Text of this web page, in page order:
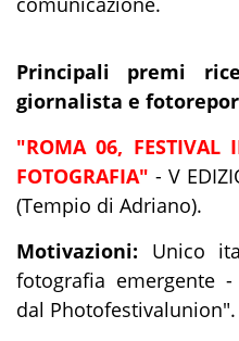
Principali premi
giornalista e
"ROMA 06, FESTIVAL
FOTOGRAFIA" - V
(Tempio di Adriano).
Motivazioni: Unico
fotografia emergente -
dal Photofestivalunion".